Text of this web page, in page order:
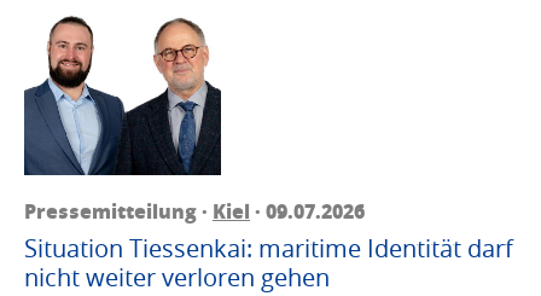
Pressemitteilung · Kiel · 09.07.2026
Situation Tiessenkai: maritime Identität darf
nicht weiter verloren gehen